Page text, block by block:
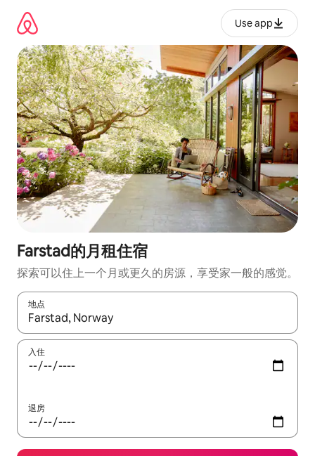
Use app
Farstad的月租住宿
探索可以住上一个月或更久的房源，享受家一般的感觉。
地点
如有搜索结果，请使用上下方向键查看，或通过点击或滑动手势
入住
退房